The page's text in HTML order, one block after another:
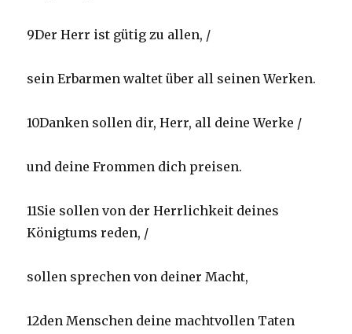
9Der Herr ist gütig zu allen, /
sein Erbarmen waltet über all seinen Werken.
10Danken sollen dir, Herr, all deine Werke /
und deine Frommen dich preisen.
11Sie sollen von der Herrlichkeit deines
Königtums reden, /
sollen sprechen von deiner Macht,
12den Menschen deine machtvollen Taten